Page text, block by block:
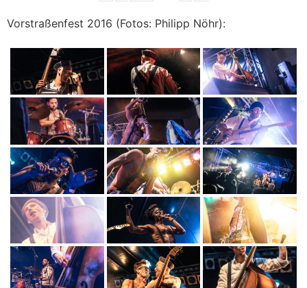
Vorstraßenfest 2016 (Fotos: Philipp Nöhr):